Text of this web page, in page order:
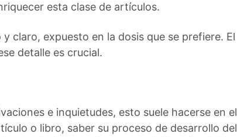
esta clase de artículos.
claro, expuesto en la dosis que se prefiere. El
detalle es crucial.
e inquietudes, esto suele hacerse en el
o libro, saber su proceso de desarrollo del